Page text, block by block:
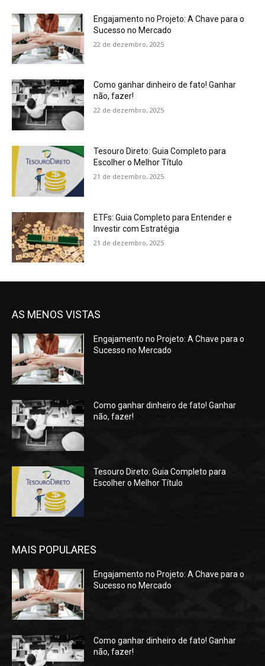
Engajamento no Projeto: A Chave para o
Sucesso no Mercado
22 de dezembro, 2025
Como ganhar dinheiro de fato! Ganhar
não, fazer!
22 de dezembro, 2025
Tesouro Direto: Guia Completo para
Escolher o Melhor Título
21 de dezembro, 2025
ETFs: Guia Completo para Entender e
Investir com Estratégia
21 de dezembro, 2025
AS MENOS VISTAS
Engajamento no Projeto: A Chave para o
Sucesso no Mercado
Como ganhar dinheiro de fato! Ganhar
não, fazer!
Tesouro Direto: Guia Completo para
Escolher o Melhor Título
MAIS POPULARES
Engajamento no Projeto: A Chave para o
Sucesso no Mercado
Como ganhar dinheiro de fato! Ganhar
não, fazer!